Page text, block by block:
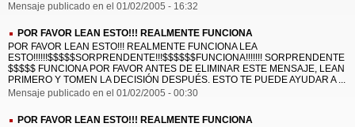
Mensaje publicado en el 01/02/2005 - 16:32
POR FAVOR LEAN ESTO!!! REALMENTE FUNCIONA
POR FAVOR LEAN ESTO!!! REALMENTE FUNCIONA LEA
ESTO!!!!!!$$$$$SORPRENDENTE!!!$$$$$$FUNCIONA!!!!!!! SORPRENDENTE
$$$$$ FUNCIONA POR FAVOR ANTES DE ELIMINAR ESTE MENSAJE, LEAN
PRIMERO Y TOMEN LA DECISIÓN DESPUÉS. ESTO TE PUEDE AYUDAR A ...
Mensaje publicado en el 01/02/2005 - 00:30
POR FAVOR LEAN ESTO!!! REALMENTE FUNCIONA